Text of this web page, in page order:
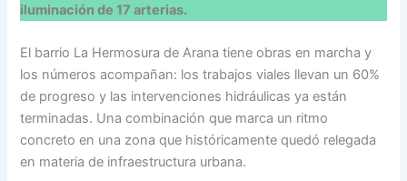
iluminación de 17 arterias.
El barrio La Hermosura de Arana tiene obras en marcha y
los números acompañan: los trabajos viales llevan un 60%
de progreso y las intervenciones hidráulicas ya están
terminadas. Una combinación que marca un ritmo
concreto en una zona que históricamente quedó relegada
en materia de infraestructura urbana.